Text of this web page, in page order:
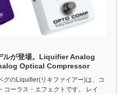
ルが登場。Liquifier Analog
Optical Compressor
グのLiquifier(リキファイアー)は、コ
コーラス・エフェクトです。 レイ